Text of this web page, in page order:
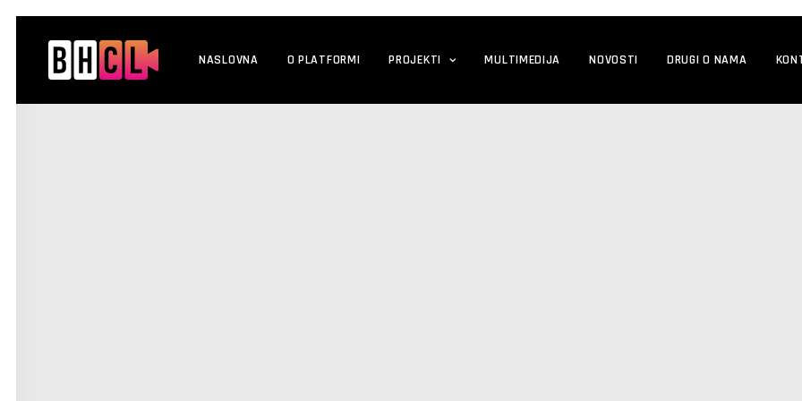
NASLOVNA O PLATFORMI PROJEKTI MULTIMEDIJA NOVOSTI DRUGI O NAMA